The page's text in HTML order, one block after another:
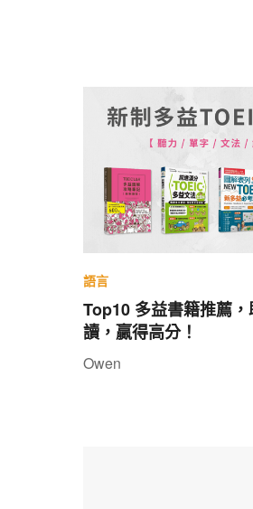
語言
Top10 多益書籍推薦
讀，贏得高分！
Owen